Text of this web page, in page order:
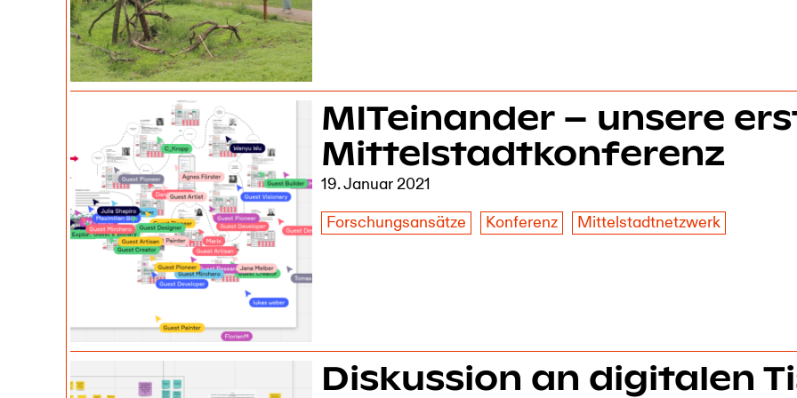
MITeinander – unsere
Mittelstadtkonferenz
19. Januar 2021
Forschungsansätze
Konferenz Mittelstadtnetzwerk
Diskussion an digitalen